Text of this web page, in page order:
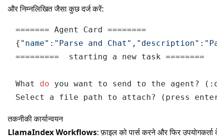
और निम्नलिखित जैसा कुछ दर्ज करें:
======= Agent Card ========
{ "name" : "Parse and Chat" , "description" :
=========  starting a new task ========
What do you want to send to the agent?
तकनीकी कार्यान्वयन
LlamaIndex Workflows: फ़ाइल को पार्स करने और फिर